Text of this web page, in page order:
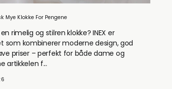
Mye Klokke For Pengene
rimelig og stilren klokke? INEX er
som kombinerer moderne design, god
priser – perfekt for både dame og
artikkelen f...